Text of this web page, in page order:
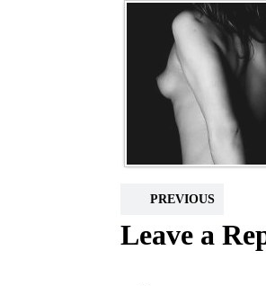
PREVIOUS
Leave a